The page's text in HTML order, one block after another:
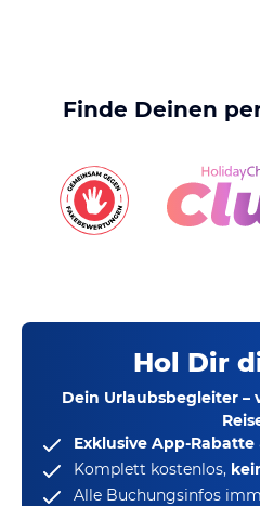
Finde Deinen
Hol Dir
Dein Urlaubsbegleiter –
Exklusive App-Rabatte
Komplett kostenlos,
Alle Buchungsinfos